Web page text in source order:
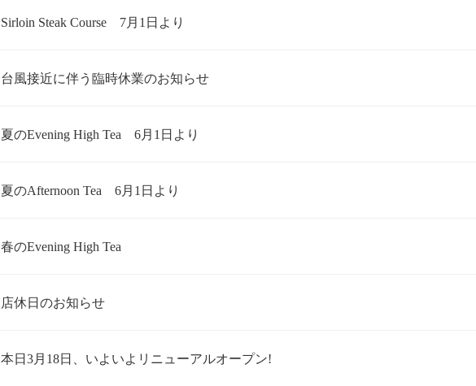
Sirloin Steak Course 7月1日より
台風接近に伴う臨時休業のお知らせ
夏のEvening High Tea 6月1日より
夏のAfternoon Tea 6月1日より
春のEvening High Tea
店休日のお知らせ
本日3月18日、いよいよリニューアルオープン!